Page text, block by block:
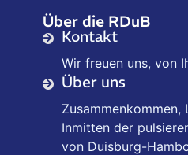
Über die RDuB
Kontakt
Wir freuen uns, von
Über uns
Zusammenkommen,
Inmitten der
von Duisburg-